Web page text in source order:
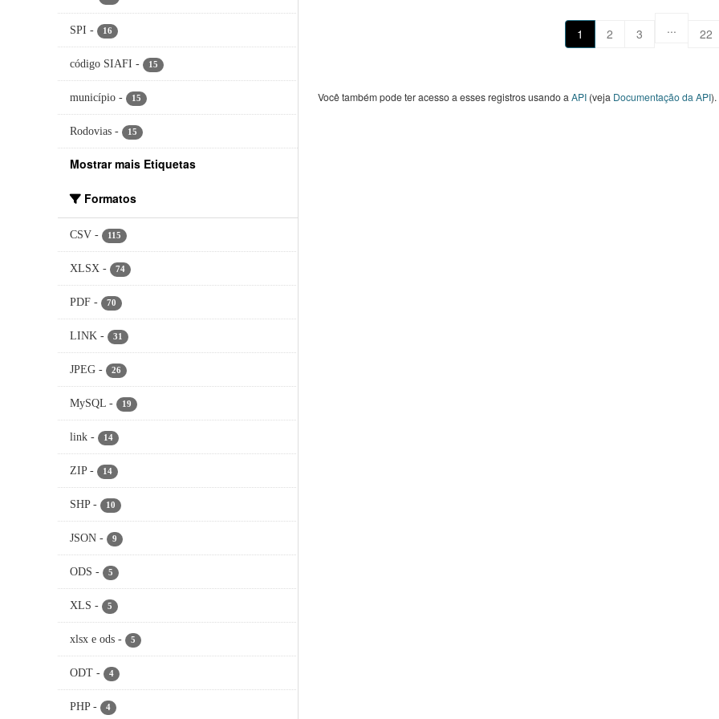
SPI - 16
código SIAFI - 15
município - 15
Rodovias - 15
Mostrar mais Etiquetas
Formatos
CSV - 115
XLSX - 74
PDF - 70
LINK - 31
JPEG - 26
MySQL - 19
link - 14
ZIP - 14
SHP - 10
JSON - 9
ODS - 5
XLS - 5
xlsx e ods - 5
ODT - 4
PHP - 4
Bombeiros, Polícia Civil do Estado de São Paulo (PCSP),
1 2 3 ... 22
Você também pode ter acesso a esses registros usando a API (veja Documentação da API).